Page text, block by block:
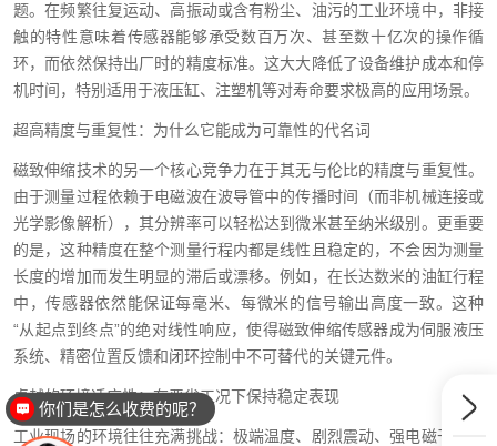
题。在频繁往复运动、高振动或含有粉尘、油污的工业环境中，非接
触的特性意味着传感器能够承受数百万次、甚至数十亿次的操作循
环，而依然保持出厂时的精度标准。这大大降低了设备维护成本和停
机时间，特别适用于液压缸、注塑机等对寿命要求极高的应用场景。
超高精度与重复性：为什么它能成为可靠性的代名词
磁致伸缩技术的另一个核心竞争力在于其无与伦比的精度与重复性。
由于测量过程依赖于电磁波在波导管中的传播时间（而非机械连接或
光学影像解析），其分辨率可以轻松达到微米甚至纳米级别。更重要
的是，这种精度在整个测量行程内都是线性且稳定的，不会因为测量
长度的增加而发生明显的滞后或漂移。例如，在长达数米的油缸行程
中，传感器依然能保证每毫米、每微米的信号输出高度一致。这种
“从起点到终点”的绝对线性响应，使得磁致伸缩传感器成为伺服液压
系统、精密位置反馈和闭环控制中不可替代的关键元件。
卓越的环境适应性：在恶劣工况下保持稳定表现
工业现场的环境往往充满挑战：极端温度、剧烈震动、强电磁干扰以
你们是怎么收费的呢？
现在有优惠活动么？